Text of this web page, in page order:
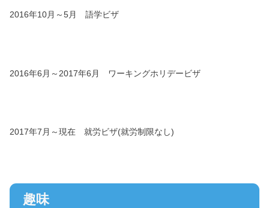
2016年10月～5月 語学ビザ
2016年6月～2017年6月 ワーキングホリデービザ
2017年7月～現在 就労ビザ(就労制限なし)
趣味